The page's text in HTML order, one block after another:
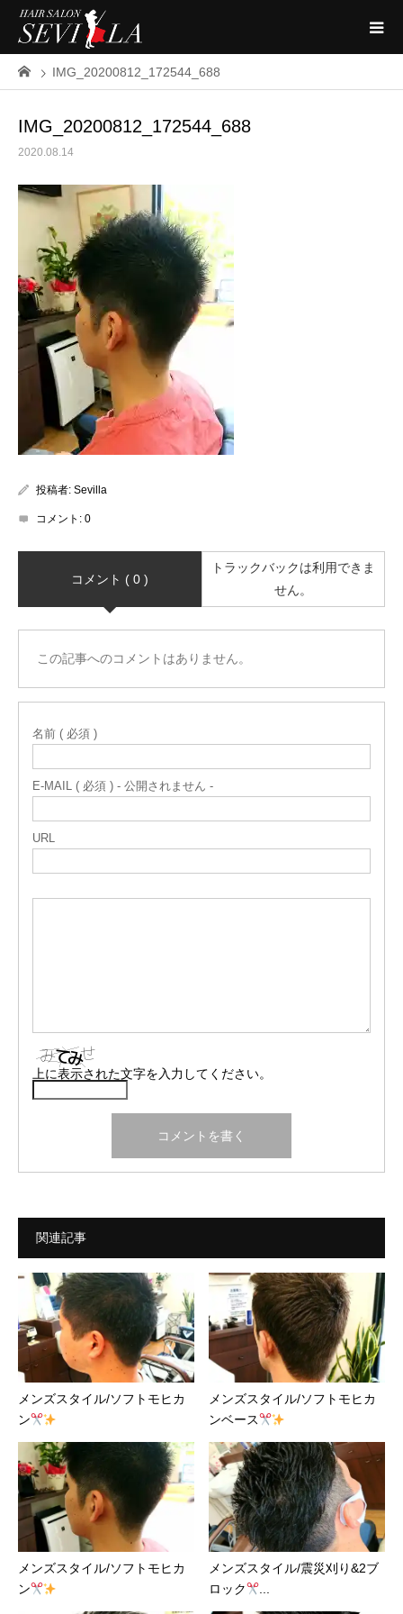
IMG_20200812_172544_688
IMG_20200812_172544_688
2020.08.14
投稿者: Sevilla
コメント: 0
コメント ( 0 )
トラックバックは利用できま
せん。
この記事へのコメントはありません。
名前 ( 必須 )
E-MAIL ( 必須 ) - 公開されません -
URL
上に表示された文字を入力してください。
関連記事
メンズスタイル/ソフトモヒカ
ン
メンズスタイル/ソフトモヒカ
ンベース
メンズスタイル/ソフトモヒカ
ン
メンズスタイル/震災刈り&2ブ
ロック
...